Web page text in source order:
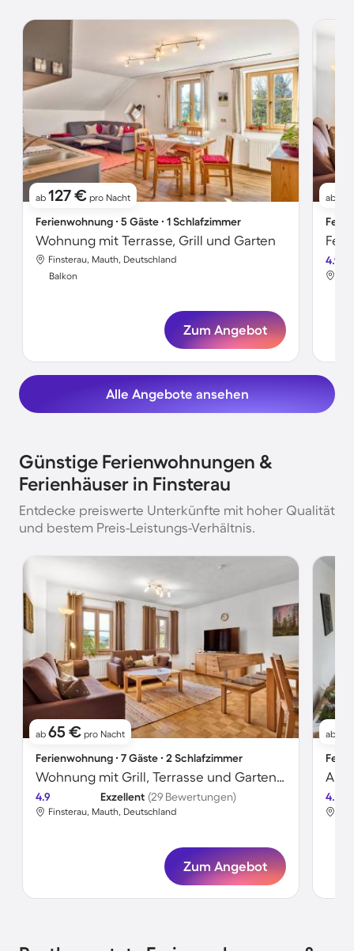
ab 127 € pro Nacht
Ferienwohnung ∙ 5 Gäste ∙ 1 Schlafzimmer
Wohnung mit Terrasse, Grill und Garten
Finsterau, Mauth, Deutschland
Balkon
Zum Angebot
ab
4.9
Alle Angebote ansehen
Günstige Ferienwohnungen &
Ferienhäuser in Finsterau
Entdecke preiswerte Unterkünfte mit hoher Qualität
und bestem Preis-Leistungs-Verhältnis.
ab 65 € pro Nacht
Ferienwohnung ∙ 7 Gäste ∙ 2 Schlafzimmer
Wohnung mit Grill, Terrasse und Garten | Bergblick
4.9 Exzellent (29 Bewertungen)
Finsterau, Mauth, Deutschland
Zum Angebot
ab
4.7